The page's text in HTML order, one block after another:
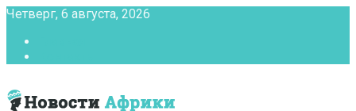
Четверг, 6 августа, 2026